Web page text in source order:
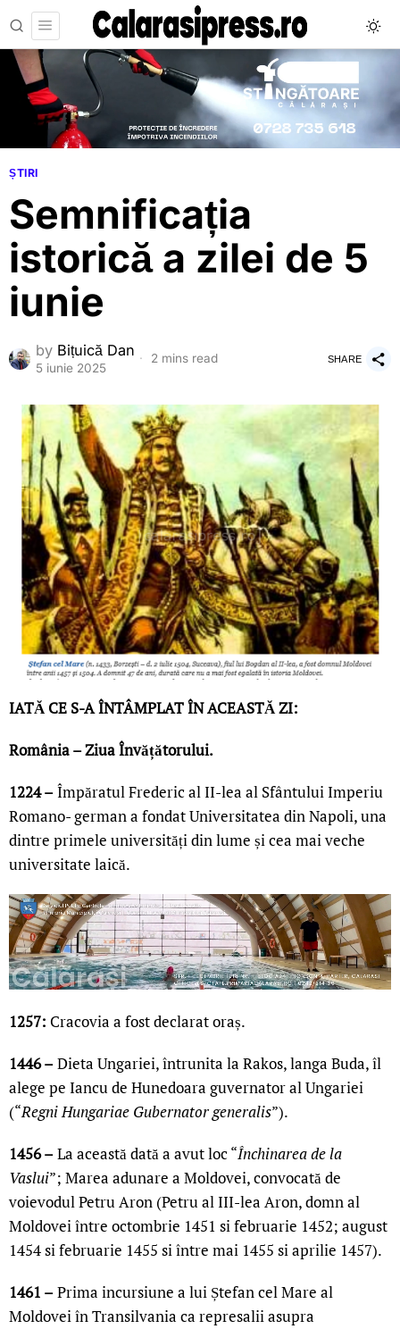
ȘTIRI
Semnificația
istorică a zilei de 5
iunie
by Bițuică Dan
5 iunie 2025
2 mins read SHARE
IATĂ CE S-A ÎNTÂMPLAT ÎN ACEASTĂ ZI:
România – Ziua Învățătorului.
1224 –Împăratul Frederic al II-lea al Sfântului Imperiu
Romano- german a fondat Universitatea din Napoli, una
dintre primele universități din lume și cea mai veche
universitate laică.
1257: Cracovia a fost declarat oraș.
1446 –Dieta Ungariei, întrunita la Rakos, langa Buda, îl
alege pe Iancu de Hunedoara guvernator al Ungariei
(“Regni Hungariae Gubernator generalis”).
1456 –La această dată a avut loc “Închinarea de la
Vaslui”; Marea adunare a Moldovei, convocată de
voievodul Petru Aron (Petru al III-lea Aron, domn al
Moldovei între octombrie 1451 si februarie 1452; august
1454 si februarie 1455 si între mai 1455 si aprilie 1457).
1461 –Prima incursiune a lui Ștefan cel Mare al
Moldovei în Transilvania ca represalii asupra